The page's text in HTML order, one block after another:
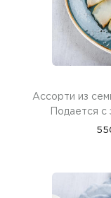
Ассорти из
Подается